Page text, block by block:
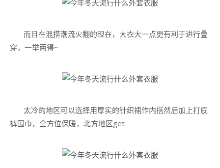
而且在混搭潮流火翻的现在，大衣大一点更有利于进行叠
穿，一举两得~
太冷的地区可以选择用厚实的针织裙作内搭然后加上打底
裤围巾，全方位保暖，北方地区get